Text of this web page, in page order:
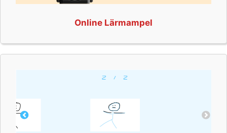
Online Lärmampel